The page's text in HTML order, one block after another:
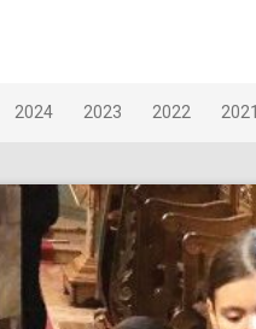
2024 2023 2022 2021